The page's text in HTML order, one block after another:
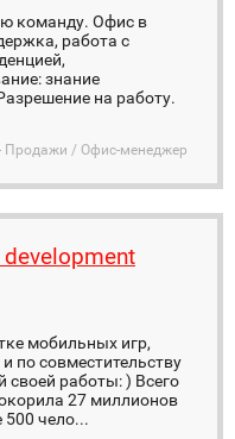
команду. Офис в
работа с
знание
на работу.
Продажи / Офис-менеджер
мобильных игр,
по совместительству
своей работы: ) Всего
27 миллионов
500 чело...